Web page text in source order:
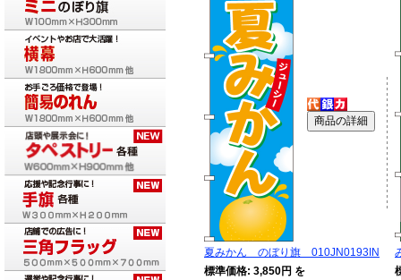
夏みかん のぼり旗 010JN0193IN
標準価格: 3,850円 を